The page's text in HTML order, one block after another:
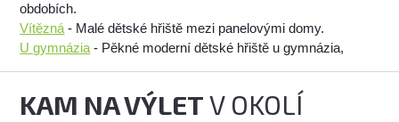
obdobích.
Vítězná - Malé dětské hřiště mezi panelovými domy.
U gymnázia - Pěkné moderní dětské hřiště u gymnázia,
KAM NA VÝLETV OKOLÍ